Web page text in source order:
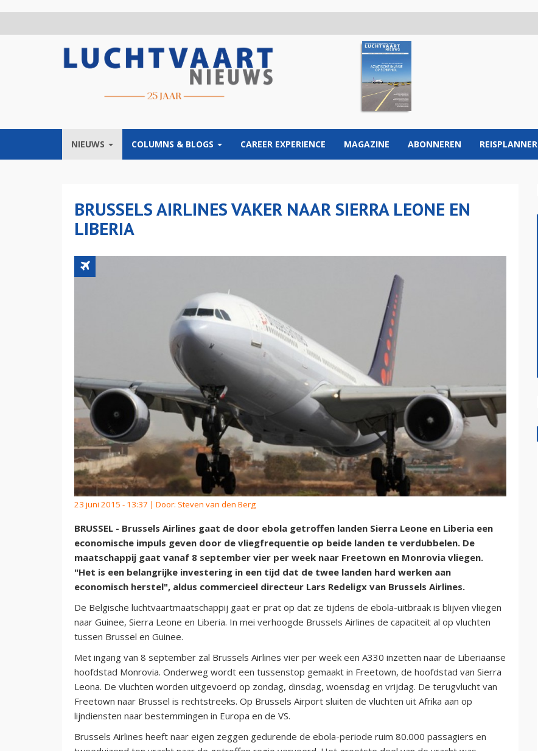
NIEUWS COLUMNS & BLOGS CAREER EXPERIENCE MAGAZINE ABONNEREN REISPLANNER
BRUSSELS AIRLINES VAKER NAAR SIERRA LEONE EN
LIBERIA
23 juni 2015 - 13:37 | Door: Steven van den Berg
BRUSSEL - Brussels Airlines gaat de door ebola getroffen landen Sierra Leone en Liberia een
economische impuls geven door de vliegfrequentie op beide landen te verdubbelen. De
maatschappij gaat vanaf 8 september vier per week naar Freetown en Monrovia vliegen.
"Het is een belangrijke investering in een tijd dat de twee landen hard werken aan
economisch herstel", aldus commercieel directeur Lars Redeligx van Brussels Airlines.
De Belgische luchtvaartmaatschappij gaat er prat op dat ze tijdens de ebola-uitbraak is blijven vliegen
naar Guinee, Sierra Leone en Liberia. In mei verhoogde Brussels Airlines de capaciteit al op vluchten
tussen Brussel en Guinee.
Met ingang van 8 september zal Brussels Airlines vier per week een A330 inzetten naar de Liberiaanse
hoofdstad Monrovia. Onderweg wordt een tussenstop gemaakt in Freetown, de hoofdstad van Sierra
Leona. De vluchten worden uitgevoerd op zondag, dinsdag, woensdag en vrijdag. De terugvlucht van
Freetown naar Brussel is rechtstreeks. Op Brussels Airport sluiten de vluchten uit Afrika aan op
lijndiensten naar bestemmingen in Europa en de VS.
Brussels Airlines heeft naar eigen zeggen gedurende de ebola-periode ruim 80.000 passagiers en